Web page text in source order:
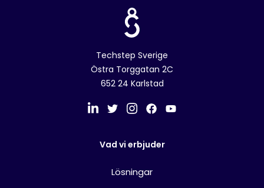
Techstep Sverige
Östra Torggatan 2C
652 24 Karlstad
Vad vi erbjuder
Lösningar